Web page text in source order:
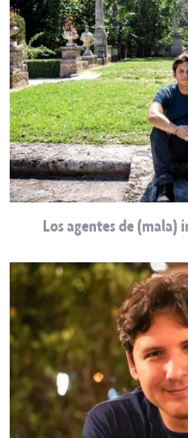
Los agentes de (mala)